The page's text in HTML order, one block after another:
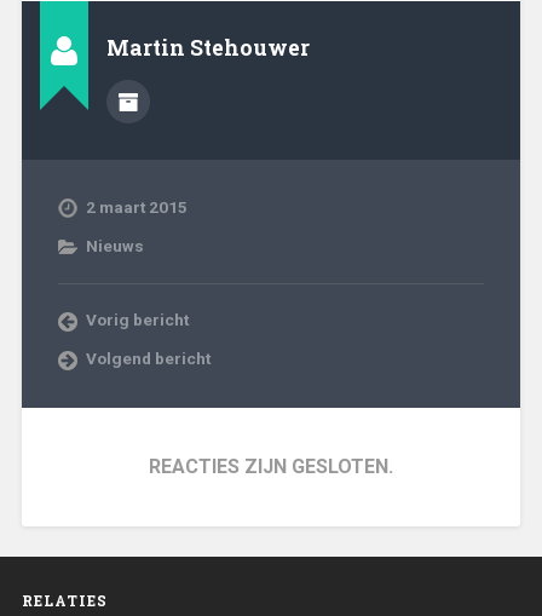
Martin Stehouwer
2 maart 2015
Nieuws
Vorig bericht
Volgend bericht
REACTIES ZIJN GESLOTEN.
RELATIES